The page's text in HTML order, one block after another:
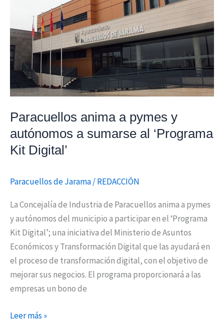
Paracuellos anima a pymes y
autónomos a sumarse al ‘Programa
Kit Digital’
Paracuellos de Jarama/REDACCIÓN
La Concejalía de Industria de Paracuellos anima a pymes
y autónomos del municipio a participar en el ‘Programa
Kit Digital’; una iniciativa del Ministerio de Asuntos
Económicos y Transformación Digital que las ayudará en
el proceso de transformación digital, con el objetivo de
mejorar sus negocios. El programa proporcionará a las
empresas un bono de
pymes
y
autónomos
sumarse
‘Programa
Kit
Digital’
Leer más »